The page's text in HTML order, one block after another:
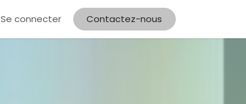
Se connecter Contactez-nous